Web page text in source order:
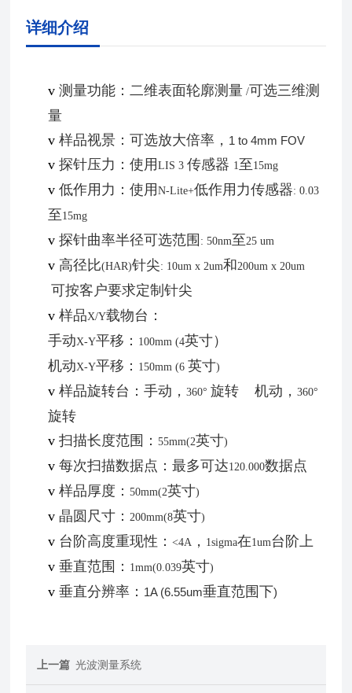
详细介绍
v测量功能：二维表面轮廓测量 /可选三维测
量
v样品视景：可选放大倍率， 1 to 4mm FOV
v探针压力：使用LIS 3传感器 1至15mg
v低作用力：使用N-Lite+低作用力传感器: 0.03
至15mg
v探针曲率半径可选范围 : 50nm至25 um
v 高径比(HAR)针尖: 10um x 2um和200um x 20um
可按客户要求定制针尖
v样品X/Y载物台：
手动X-Y平移： 100mm (4英寸）
机动X-Y平移： 150mm (6 英寸)
v样品旋转台：手动，360°旋转 机动，360°
旋转
v扫描长度范围：55mm(2英寸)
v每次扫描数据点：最多可达120.000数据点
v样品厚度：50mm(2英寸)
v 晶圆尺寸： 200mm(8英寸)
v 台阶高度重现性：<4A ， 1sigma在1um台阶上
v垂直范围： 1mm(0.039英寸)
v垂直分辨率： 1A (6.55um垂直范围下)
上一篇 光波测量系统